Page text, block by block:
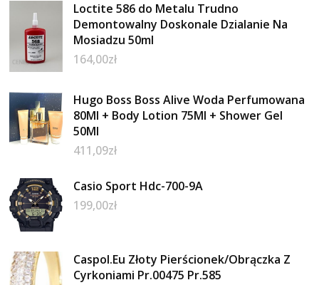
Loctite 586 do Metalu Trudno
Demontowalny Doskonale Dzialanie Na
Mosiadzu 50ml
164,00zł
Hugo Boss Boss Alive Woda Perfumowana
80Ml + Body Lotion 75Ml + Shower Gel
50Ml
411,09zł
Casio Sport Hdc-700-9A
199,00zł
Caspol.Eu Złoty Pierścionek/Obrączka Z
Cyrkoniami Pr.00475 Pr.585